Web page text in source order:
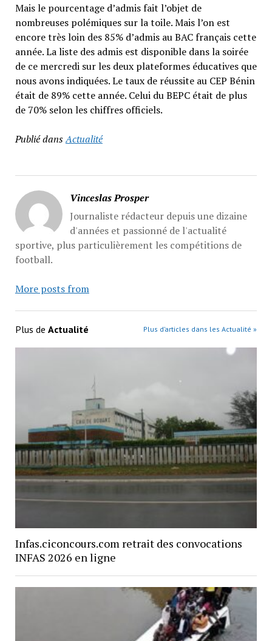
Mais le pourcentage d’admis fait l’objet de
nombreuses polémiques sur la toile. Mais l’on est
encore très loin des 85% d’admis au BAC français cette
année. La liste des admis est disponible dans la soirée
de ce mercredi sur les deux plateformes éducatives que
nous avons indiquées. Le taux de réussite au CEP Bénin
était de 89% cette année. Celui du BEPC était de plus
de 70% selon les chiffres officiels.
Publié dansActualité
Vinceslas Prosper
Journaliste rédacteur depuis une dizaine
d'années et passionné de l'actualité
sportive, plus particulièrement les compétitions de
football.
More posts from
Plus de Actualité Plus d’articles dans les Actualité »
Infas.ciconcours.com retrait des convocations
INFAS 2026 en ligne